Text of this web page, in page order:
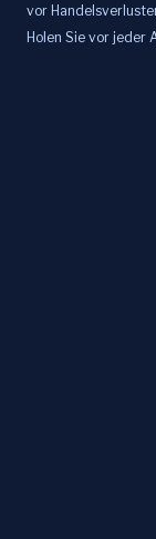
vor
Holen Sie vor jeder